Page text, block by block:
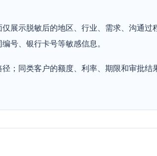
展示脱敏后的地区、行业、需求、沟通过
号、银行卡号等敏感信息。
；同类客户的额度、利率、期限和审批结